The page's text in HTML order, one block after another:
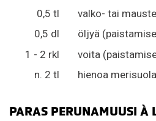
0,5 tl
valko- tai
0,5 dl
öljyä
1 - 2 rkl
voita
n. 2 tl
hienoa
PARAS PERUNAMUUSI À